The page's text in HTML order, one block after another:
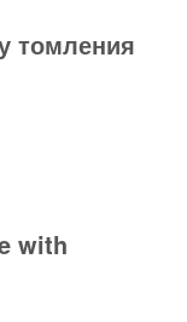
томления
with